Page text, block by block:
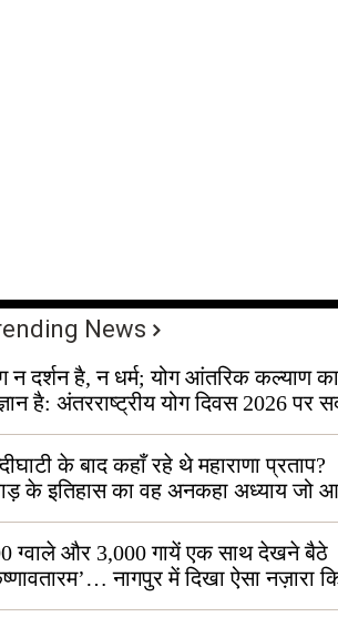
News
न दर्शन है, न धर्म; योग आंतरिक कल्याण का
है: अंतरराष्ट्रीय योग दिवस 2026 पर
के बाद कहाँ रहे थे महाराणा प्रताप?
के इतिहास का वह अनकहा अध्याय जो
में जीवित है
ग्वाले और 3,000 गायें एक साथ देखने बैठे
नागपुर में दिखा ऐसा नज़ारा
बोले, “ऐसा तो सिर्फ़ कृष्ण ही कर सकते हैं”